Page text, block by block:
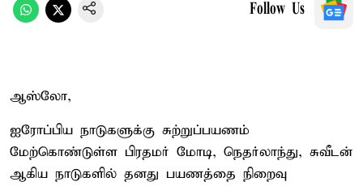
Follow Us
ஆஸ்லோ,
ஐரோப்பிய நாடுகளுக்கு சுற்றுப்பயணம்
மேற்கொண்டுள்ள பிரதமர் மோடி, நெதர்லாந்து, சுவீடன்
ஆகிய நாடுகளில் தனது பயணத்தை நிறைவு